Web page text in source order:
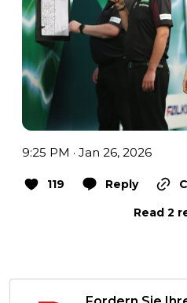
9:25 PM · Jan 26, 2026
119 Reply
Read 2